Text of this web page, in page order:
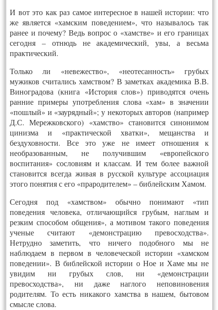
И вот это как раз самое интересное в нашей истории: что
же является «хамским поведением», что называлось так
ранее и почему? Ведь вопрос о «хамстве» и его границах
сегодня – отнюдь не академический, увы, а весьма
практический.
Только ли «невежество», «неотесанность» грубых
мужиков считались хамством? В заметках академика В.В.
Виноградова (книга «История слов») приводятся очень
ранние примеры употребления слова «хам» в значении
«пошлый» и «заурядный»; у некоторых авторов (например
Д.С. Мережковского) «хамство» становится синонимом
цинизма и «практической хватки», мещанства и
бездуховности. Все это уже не имеет отношения к
необразованным, не получившим «европейского
воспитания» сословиям и классам. И тем более важной
становится всегда живая в русской культуре ассоциация
этого понятия с его «прародителем» – библейским Хамом.
Сегодня под «хамством» обычно понимают «тип
поведения человека, отличающийся грубым, наглым и
резким способом общения», а мотивом такого поведения
ученые считают «демонстрацию превосходства».
Нетрудно заметить, что ничего подобного мы не
наблюдаем в первом в человеческой истории «хамском
поведении». В библейской истории о Ное и Хаме мы не
увидим ни грубых слов, ни «демонстрации
превосходства», ни даже наглого неповиновения
родителям. То есть никакого хамства в нашем, бытовом
смысле слова.